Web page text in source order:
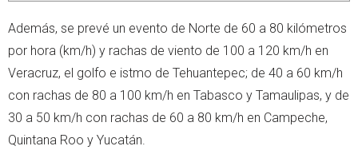
Además, se prevé un evento de Norte de 60 a 80 kilómetros
por hora (km/h) y rachas de viento de 100 a 120 km/h en
Veracruz, el golfo e istmo de Tehuantepec; de 40 a 60 km/h
con rachas de 80 a 100 km/h en Tabasco y Tamaulipas, y de
30 a 50 km/h con rachas de 60 a 80 km/h en Campeche,
Quintana Roo y Yucatán.